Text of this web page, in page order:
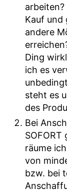
Kauf und
andere
Ding
ich es
steht es
des
Bei
räume
von
bzw. bei